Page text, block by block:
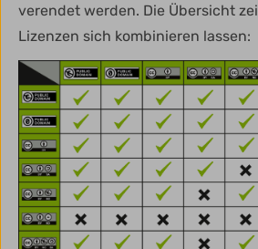
verendet werden. Die Übersicht
Lizenzen sich kombinieren lassen: